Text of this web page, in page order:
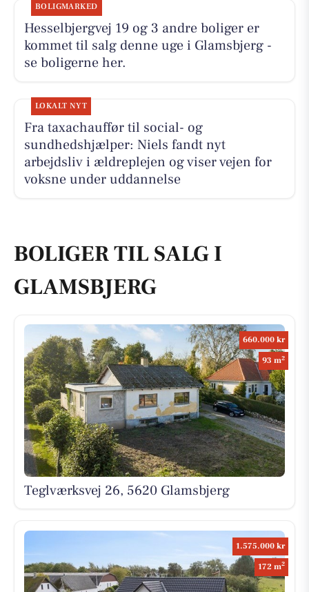
BOLIGMARKED
Hesselbjergvej 19 og 3 andre boliger er
kommet til salg denne uge i Glamsbjerg -
se boligerne her.
LOKALT NYT
Fra taxachauffør til social- og
sundhedshjælper: Niels fandt nyt
arbejdsliv i ældreplejen og viser vejen for
voksne under uddannelse
BOLIGER TIL SALG I
GLAMSBJERG
660.000 kr
93 m2
Teglværksvej 26, 5620 Glamsbjerg
1.575.000 kr
172 m2